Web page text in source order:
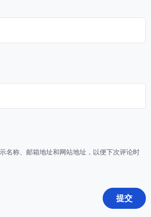
名称、邮箱地址和网站地址，以便下次评论时